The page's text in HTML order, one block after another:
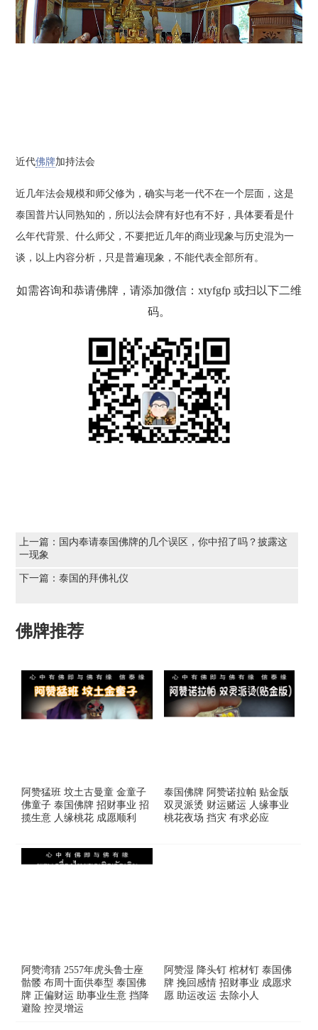
近代佛牌加持法会
近几年法会规模和师父修为，确实与老一代不在一个层面，这是
泰国普片认同熟知的，所以法会牌有好也有不好，具体要看是什
么年代背景、什么师父，不要把近几年的商业现象与历史混为一
谈，以上内容分析，只是普遍现象，不能代表全部所有。
如需咨询和恭请佛牌，请添加微信：xtyfgfp 或扫以下二维
码。
上一篇： 国内奉请泰国佛牌的几个误区，你中招了吗？披露这
一现象
下一篇：泰国的拜佛礼仪
佛牌推荐
阿赞猛班 坟土古曼童 金童子
佛童子 泰国佛牌 招财事业 招
揽生意 人缘桃花 成愿顺利
泰国佛牌 阿赞诺拉帕 贴金版
双灵派烫 财运赌运 人缘事业
桃花夜场 挡灾 有求必应
阿赞湾猜 2557年虎头鲁士座
骷髅 布周十面供奉型 泰国佛
牌 正偏财运 助事业生意 挡降
避险 控灵增运
阿赞湿 降头钉 棺材钉 泰国佛
牌 挽回感情 招财事业 成愿求
愿 助运改运 去除小人